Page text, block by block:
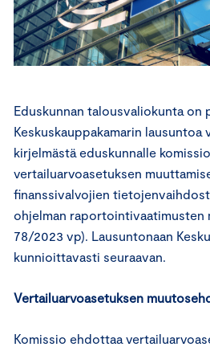
Eduskunnan talousvaliokunta on
Keskuskauppakamarin
kirjelmästä eduskunnalle
vertailuarvoasetuksen
finanssivalvojien
ohjelman raportointivaatimusten
78/2023 vp). Lausuntonaan
kunnioittavasti seuraavan.
Vertailuarvoasetuksen
Komissio ehdottaa